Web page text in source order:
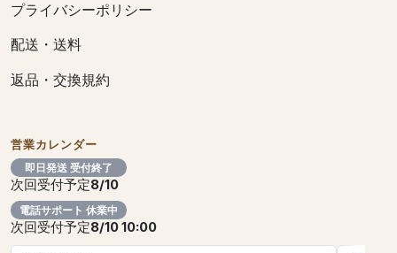
プライバシーポリシー
配送・送料
返品・交換規約
営業カレンダー
即日発送 受付終了
次回受付予定8/10
電話サポート 休業中
次回受付予定8/10 10:00